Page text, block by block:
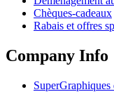
Chèques-cadeaux
Rabais et offres
Company Info
SuperGraphiques